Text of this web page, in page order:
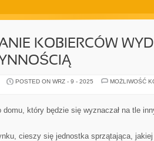
KOBIERCÓW
POSTED ON WRZ - 9 - 2025
MOŻLIWOŚĆ
domu, który będzie się wyznaczał na tle
cieszy się jednostka sprzątająca,